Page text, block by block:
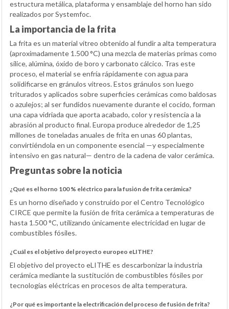
estructura metálica, plataforma y ensamblaje del horno han sido
realizados por Systemfoc.
La importancia de la frita
La frita es un material vítreo obtenido al fundir a alta temperatura
(aproximadamente 1.500 °C) una mezcla de materias primas como
sílice, alúmina, óxido de boro y carbonato cálcico. Tras este
proceso, el material se enfría rápidamente con agua para
solidificarse en gránulos vítreos. Estos gránulos son luego
triturados y aplicados sobre superficies cerámicas como baldosas
o azulejos; al ser fundidos nuevamente durante el cocido, forman
una capa vidriada que aporta acabado, color y resistencia a la
abrasión al producto final. Europa produce alrededor de 1,25
millones de toneladas anuales de frita en unas 60 plantas,
convirtiéndola en un componente esencial —y especialmente
intensivo en gas natural— dentro de la cadena de valor cerámica.
Preguntas sobre la noticia
¿Qué es el horno 100 % eléctrico para la fusión de frita cerámica?
Es un horno diseñado y construido por el Centro Tecnológico
CIRCE que permite la fusión de frita cerámica a temperaturas de
hasta 1.500 °C, utilizando únicamente electricidad en lugar de
combustibles fósiles.
¿Cuál es el objetivo del proyecto europeo eLITHE?
El objetivo del proyecto eLITHE es descarbonizar la industria
cerámica mediante la sustitución de combustibles fósiles por
tecnologías eléctricas en procesos de alta temperatura.
¿Por qué es importante la electrificación del proceso de fusión de frita?